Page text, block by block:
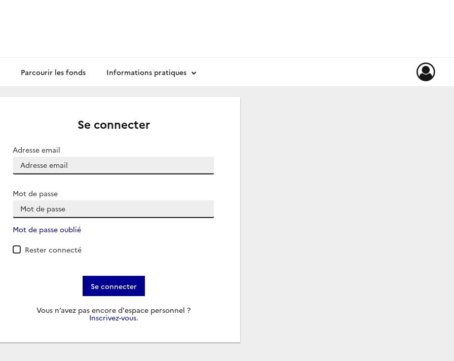
Parcourir les fonds Informations pratiques
Se connecter
Adresse email
Mot de passe
Mot de passe oublié
Rester connecté
Se connecter
Vous n’avez pas encore d'espace personnel ?
Inscrivez-vous.